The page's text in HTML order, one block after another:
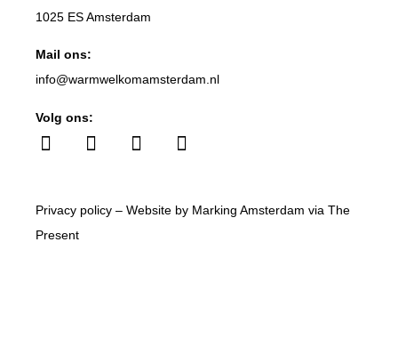
1025 ES Amsterdam
Mail ons:
info@warmwelkomamsterdam.nl
Volg ons:
Privacy policy – Website by Marking Amsterdam via The
Present